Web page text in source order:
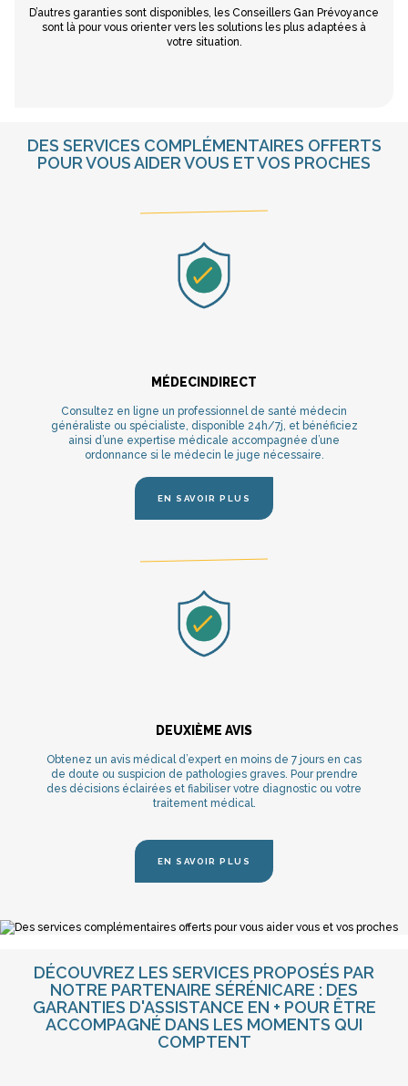
D’autres garanties sont disponibles, les Conseillers Gan Prévoyance
sont là pour vous orienter vers les solutions les plus adaptées à
votre situation.
DES SERVICES COMPLÉMENTAIRES OFFERTS
POUR VOUS AIDER VOUS ET VOS PROCHES
MÉDECINDIRECT
Consultez en ligne un professionnel de santé médecin
généraliste ou spécialiste, disponible 24h/7j, et bénéficiez
ainsi d’une expertise médicale accompagnée d’une
ordonnance si le médecin le juge nécessaire.
EN SAVOIR PLUS
DEUXIÈME AVIS
Obtenez un avis médical d’expert en moins de 7 jours en cas
de doute ou suspicion de pathologies graves. Pour prendre
des décisions éclairées et fiabiliser votre diagnostic ou votre
traitement médical.
EN SAVOIR PLUS
DÉCOUVREZ LES SERVICES PROPOSÉS PAR
NOTRE PARTENAIRE SÉRÉNICARE : DES
GARANTIES D'ASSISTANCE EN + POUR ÊTRE
ACCOMPAGNÉ DANS LES MOMENTS QUI
COMPTENT